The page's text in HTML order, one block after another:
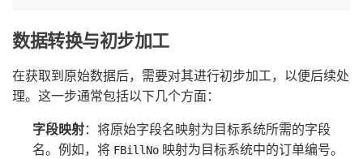
数据转换与初步加工
在获取到原始数据后，需要对其进行初步加工，以便后续处
理。这一步通常包括以下几个方面：
字段映射：将原始字段名映射为目标系统所需的字段
名。例如，将 FBillNo 映射为目标系统中的订单编号。